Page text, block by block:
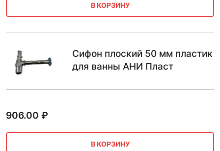
В КОРЗИНУ
Сифон плоский 50 мм пластик
для ванны АНИ Пласт
906.00 ₽
В КОРЗИНУ